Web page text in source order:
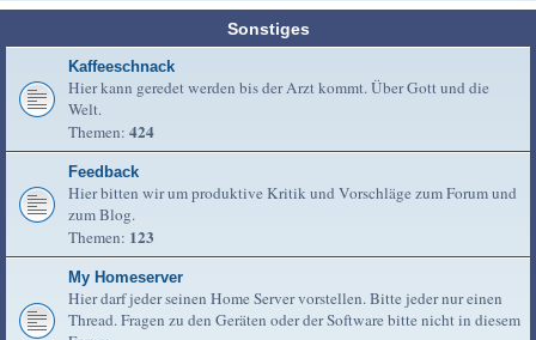
Sonstiges
Kaffeeschnack
Hier kann geredet werden bis der Arzt kommt. Über Gott und die
Welt.
Themen: 424
Feedback
Hier bitten wir um produktive Kritik und Vorschläge zum Forum und
zum Blog.
Themen: 123
My Homeserver
Hier darf jeder seinen Home Server vorstellen. Bitte jeder nur einen
Thread. Fragen zu den Geräten oder der Software bitte nicht in diesem